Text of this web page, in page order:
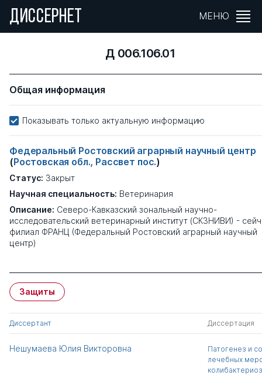
ДИССЕРНЕТ МЕНЮ
Д 006.106.01
Общая информация
Показывать только актуальную информацию
Федеральный Ростовский аграрный научный центр
(Ростовская обл., Рассвет пос.)
Статус: Закрыт
Научная специальность: Ветеринария
Описание: Северо-Кавказский зональный научно-
исследовательский ветеринарный институт (СКЗНИВИ) -
филиал ФРАНЦ (Федеральный Ростовский аграрный научный
центр)
Защиты
Диссертант Диссертация
Нешумаева Юлия Викторовна
Патогенез и
лечебных